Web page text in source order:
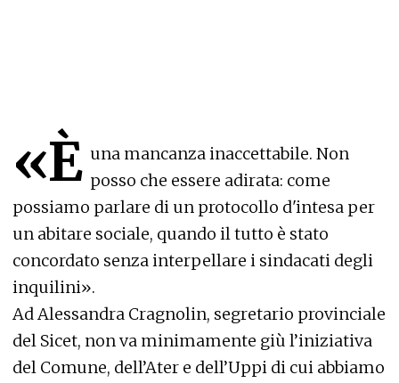
«È una mancanza inaccettabile. Non
posso che essere adirata: come
possiamo parlare di un protocollo d'intesa per
un abitare sociale, quando il tutto è stato
concordato senza interpellare i sindacati degli
inquilini».
Ad Alessandra Cragnolin, segretario provinciale
del Sicet, non va minimamente giù l’iniziativa
del Comune, dell’Ater e dell’Uppi di cui abbiamo